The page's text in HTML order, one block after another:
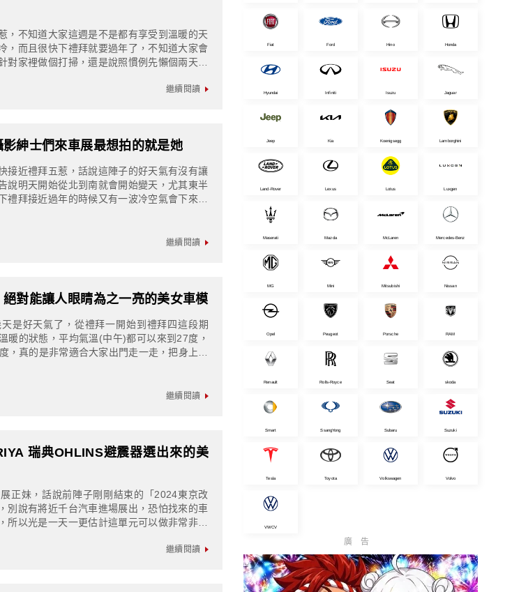
，不知道大家這週是不是都有享受到溫暖的天
，而且很快下禮拜就要過年了，不知道大家會
對家裡做個打掃，還是說照慣例先懶個兩天，
繼續閱讀
紳士們來車展最想拍的就是她
接近禮拜五惹，話說這陣子的好天氣有沒有讓
說明天開始從北到南就會開始變天，尤其東半
禮拜接近過年的時候又有一波冷空氣會下來，
繼續閱讀
對能讓人眼睛為之一亮的美女車模
是好天氣了，從禮拜一開始到禮拜四這段期
暖的狀態，平均氣溫(中午)都可以來到27度，
，真的是非常適合大家出門走一走，把身上潮
繼續閱讀
瑞典OHLINS避震器選出來的美
正妹，話說前陣子剛剛結束的「2024東京改
別說有將近千台汽車進場展出，恐怕找來的車
所以光是一天一更估計這單元可以做非常非常
繼續閱讀
Fiat Ford Hino Honda
Hyundai Infiniti Isuzu Jaguar
Jeep Kia Koenigsegg Lamborghini
Land-Rover Lexus Lotus Luxgen
Maserati Mazda McLaren Mercedes-Benz
MG Mini Mitsubishi Nissan
Opel Peugeot Porsche RAM
Renault Rolls-Royce Seat skoda
Smart SsangYong Subaru Suzuki
Tesla Toyota Volkswagen Volvo
VWCV
廣告